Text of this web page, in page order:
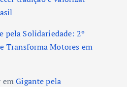
pela Solidariedade: 2º
Transforma Motores em
emGigante pela